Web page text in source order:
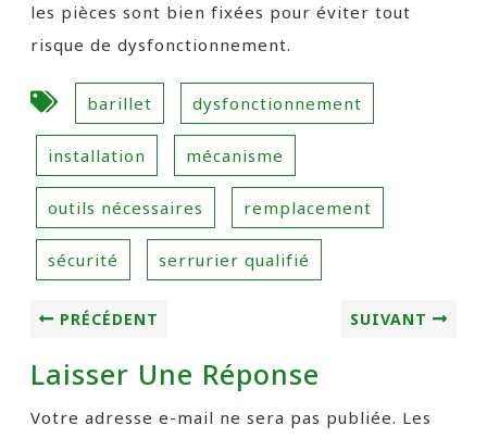
les pièces sont bien fixées pour éviter tout
risque de dysfonctionnement.
barillet dysfonctionnement
installation mécanisme
outils nécessaires remplacement
sécurité serrurier qualifié
PRÉCÉDENT SUIVANT
Laisser Une Réponse
Votre adresse e-mail ne sera pas publiée. Les